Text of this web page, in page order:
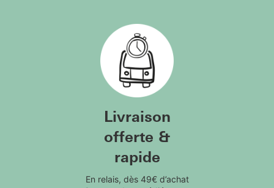
Livraison
offerte &
rapide
En relais, dès 49€ d’achat